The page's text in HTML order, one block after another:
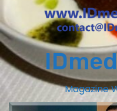
Magazine